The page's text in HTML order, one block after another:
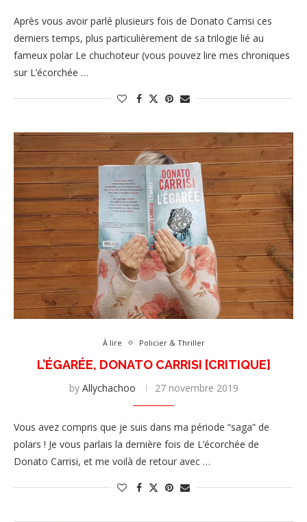
Après vous avoir parlé plusieurs fois de Donato Carrisi ces
derniers temps, plus particulièrement de sa trilogie lié au
fameux polar Le chuchoteur (vous pouvez lire mes chroniques
sur L’écorchée …
À lire Policier & Thriller
L’ÉGARÉE, DONATO CARRISI [CRITIQUE]
by Allychachoo 27 novembre 2019
Vous avez compris que je suis dans ma période “saga” de
polars ! Je vous parlais la dernière fois de L’écorchée de
Donato Carrisi, et me voilà de retour avec …